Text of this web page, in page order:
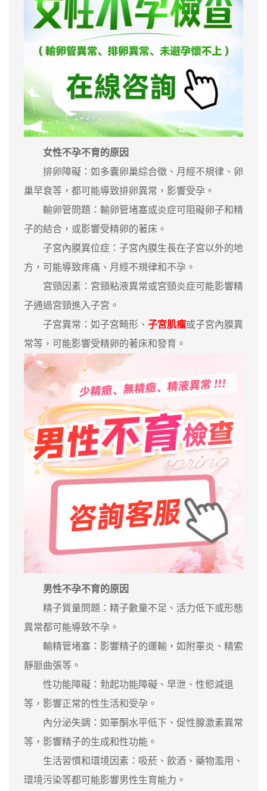
女性不孕不育的原因
排卵障礙：如多囊卵巢綜合徵、月經不規律、卵
巢早衰等，都可能導致排卵異常，影響受孕。
輸卵管問題：輸卵管堵塞或炎症可阻礙卵子和精
子的結合，或影響受精卵的著床。
子宮內膜異位症：子宮內膜生長在子宮以外的地
方，可能導致疼痛、月經不規律和不孕。
宮頸因素：宮頸粘液異常或宮頸炎症可能影響精
子通過宮頸進入子宮。
子宮異常：如子宮畸形、 子宮肌瘤或子宮內膜異
常等，可能影響受精卵的著床和發育。
男性不孕不育的原因
精子質量問題：精子數量不足、活力低下或形態
異常都可能導致不孕。
輸精管堵塞：影響精子的運輸，如附睪炎、精索
靜脈曲張等。
性功能障礙：勃起功能障礙、早泄、性慾減退
等，影響正常的性生活和受孕。
內分泌失調：如睪酮水平低下、促性腺激素異常
等，影響精子的生成和性功能。
生活習慣和環境因素：吸菸、飲酒、藥物濫用、
環境污染等都可能影響男性生育能力。